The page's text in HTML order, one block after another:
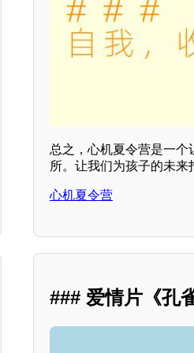
总之，心机夏令营是一
所。让我们为孩子的未
心机夏令营
### 爱情片《孔